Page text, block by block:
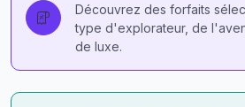
Découvrez des forfaits
type d'explorateur, de
de luxe.